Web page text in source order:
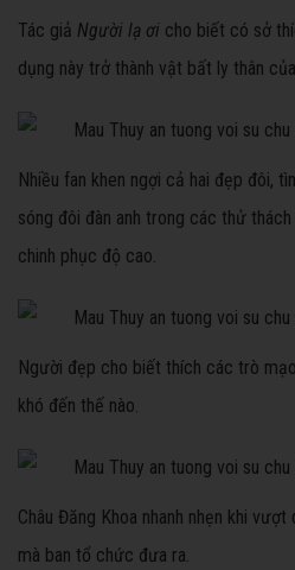
Tác giả Người lạ ơi cho biết có sở
dụng này trở thành vật bất ly thân
Nhiều fan khen ngợi cả hai đẹp đôi,
sóng đôi đàn anh trong các thử
chinh phục độ cao.
Người đẹp cho biết thích các trò
khó đến thế nào.
Châu Đăng Khoa nhanh nhẹn khi
mà ban tổ chức đưa ra.